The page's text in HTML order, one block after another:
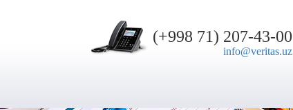
(+998 71) 207-43-00
info@veritas.uz